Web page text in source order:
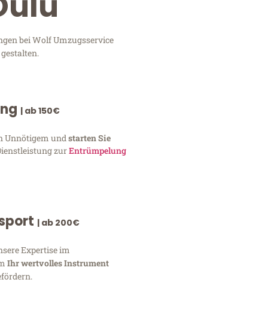
bei Wolf Umzugsservice
| ab 150€
Unnötigem und starten Sie
zurEntrümpelung
| ab 200€
Expertise im
Ihr wertvolles Instrument